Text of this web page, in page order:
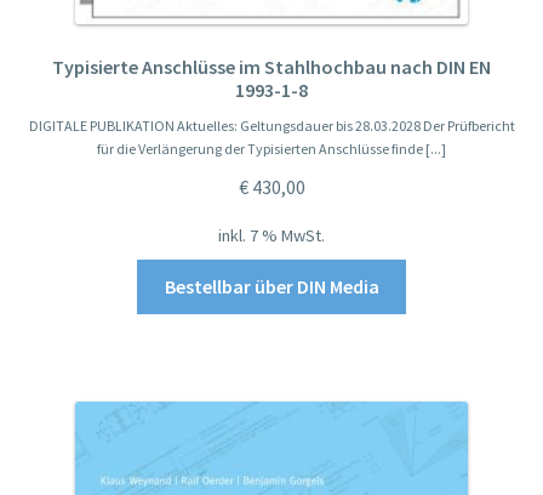
Typisierte Anschlüsse im Stahlhochbau nach DIN EN
1993-1-8
DIGITALE PUBLIKATION Aktuelles: Geltungsdauer bis 28.03.2028 Der Prüfbericht
für die Verlängerung der Typisierten Anschlüsse finde [...]
€430,00
inkl. 7 % MwSt.
Bestellbar über DIN Media